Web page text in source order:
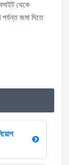
থেকে
পর্যন্ত জমা দিতে